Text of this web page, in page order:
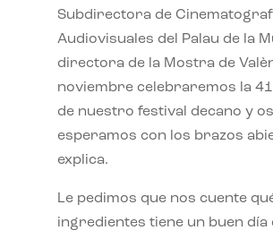
Subdirectora de
Audiovisuales del Palau de la
directora de la Mostra de
noviembre celebraremos la
de nuestro festival decano y os
esperamos con los brazos
explica.
Le pedimos que nos cuente
ingredientes tiene un buen día